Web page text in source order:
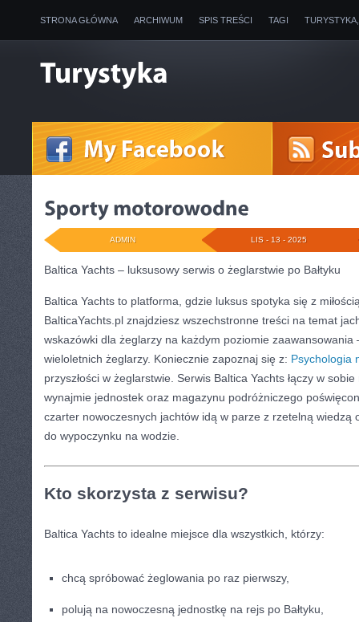
STRONA GŁÓWNA ARCHIWUM SPIS TREŚCI TAGI
LIS - 13 - 2025
ADMIN
Baltica Yachts – luksusowy serwis o żeglarstwie po Bałtyku
Baltica Yachts to platforma, gdzie luksus spotyka się z
BalticaYachts.pl znajdziesz wszechstronne treści na temat
wskazówki dla żeglarzy na każdym poziomie zaawansowania
wieloletnich żeglarzy. Koniecznie zapoznaj się z: Psychologia
przyszłości w żeglarstwie. Serwis Baltica Yachts łączy w
wynajmie jednostek oraz magazynu podróżniczego
czarter nowoczesnych jachtów idą w parze z rzetelną wiedzą
do wypoczynku na wodzie.
Kto skorzysta z serwisu?
Baltica Yachts to idealne miejsce dla wszystkich, którzy:
chcą spróbować żeglowania po raz pierwszy,
polują na nowoczesną jednostkę na rejs po Bałtyku,